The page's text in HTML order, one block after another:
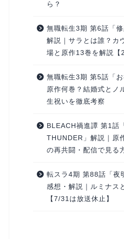
ら？
無職転生3期 第6話「
解説｜サラとは誰？カ
場と原作13巻を解説【
無職転生3期 第5話「お
原作何巻？結婚式とノ
生祝いを徹底考察
BLEACH禍進譚 第1話
THUNDER」解説｜原
の再共闘・配信で見る
転スラ4期 第88話「夜
感想・解説｜ルミナス
【7/31は放送休止】